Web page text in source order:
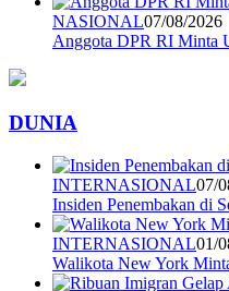
NASIONAL07/08/2026
Anggota DPR RI Minta
DUNIA
INTERNASIONAL07/
Insiden Penembakan di
INTERNASIONAL01/
Walikota New York